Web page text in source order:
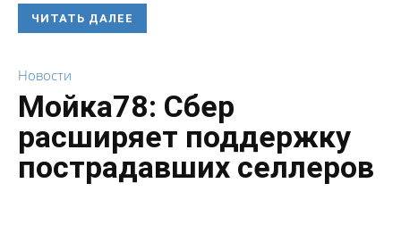
ЧИТАТЬ ДАЛЕЕ
Новости
Мойка78: Сбер
расширяет поддержку
пострадавших селлеров